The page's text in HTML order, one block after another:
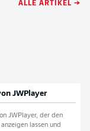
ALLE ARTIKEL →
JWPlayer
JWPlayer, der den
lassen und